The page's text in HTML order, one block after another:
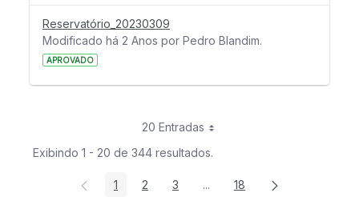
Reservatório_20230309
Modificado há 2 Anos por Pedro Blandim.
APROVADO
20 Entradas
Exibindo 1 - 20 de 344 resultados.
Página
1 Página
2 Página
3 ...Páginas intermediárias Usar
Página
18